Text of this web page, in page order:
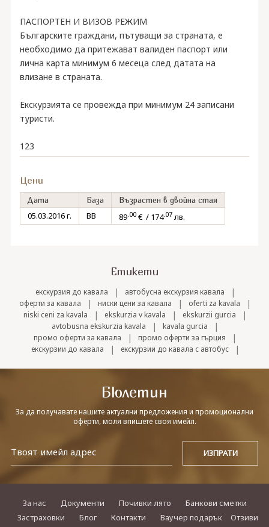
ПАСПОРТЕН И ВИЗОВ РЕЖИМ
Българските граждани, пътуващи за страната, е
необходимо да притежават валиден паспорт или
лична карта минимум 6 месеца след датата на
влизане в страната.
Екскурзията се провежда при минимум 24 записани
туристи.
123
Цени
Дата База Възрастен в двойна стая
05.03.2016 г. BB 89.00€ / 174.07лв.
Етикети
екскурзия до кавала | автобусна екскурзия кавала |
оферти за кавала | ниски цени за кавала | oferti za kavala |
niski ceni za kavala | ekskurzia v kavala | ekskurzii gurcia |
avtobusna ekskurzia kavala | kavala gurcia |
промо оферти за кавала | промо оферти за гърция |
екскурзии до кавала | екскурзии до кавала с автобус |
Бюлетин
За да получавате нашите актуални предложения и промоционални
оферти, моля впишете своя имейл.
За нас Документи Почивки лято
Банкови сметки
Застраховки
Блог Контакти Ваучер подарък Отзиви